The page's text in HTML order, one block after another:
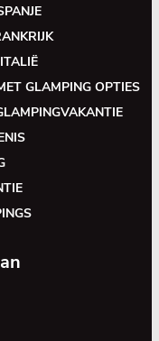
GLAMPING OPTIES